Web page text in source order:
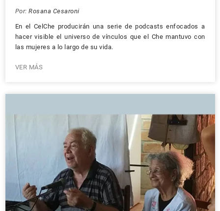
Por: Rosana Cesaroni
En el CelChe producirán una serie de podcasts enfocados a
hacer visible el universo de vínculos que el Che mantuvo con
las mujeres a lo largo de su vida.
VER MÁS